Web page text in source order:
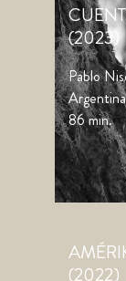
(2023)
Pablo
86 min.
(2022)